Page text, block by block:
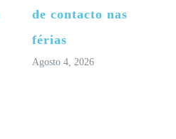
de contacto nas
férias
Agosto 4, 2026